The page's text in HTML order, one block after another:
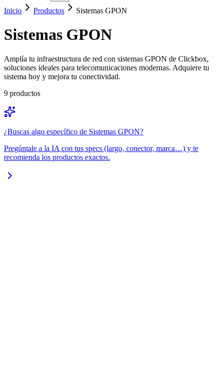
Inicio
Productos Sistemas GPON
Sistemas GPON
Amplía tu infraestructura de red con sistemas GPON de Clickbox,
soluciones ideales para telecomunicaciones modernas. Adquiere tu
sistema hoy y mejora tu conectividad.
9 productos
¿Buscas algo específico de Sistemas GPON?
Pregúntale a la IA con tus specs (largo, conector, marca…) y te
recomienda los productos exactos.